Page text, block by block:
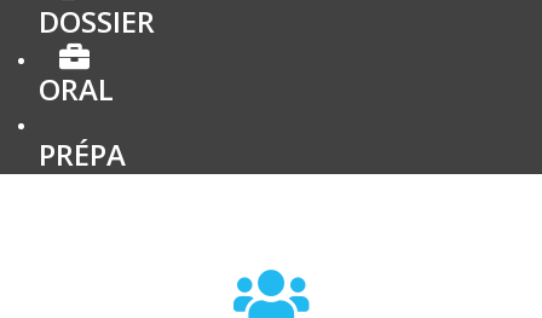
DOSSIER
ORAL
PRÉPA